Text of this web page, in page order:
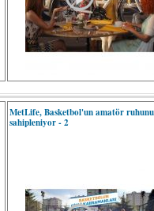
MetLife, Basketbol'un amatör ruhunu
sahipleniyor - 2